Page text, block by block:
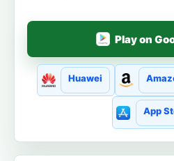
Play on
Huawei
App